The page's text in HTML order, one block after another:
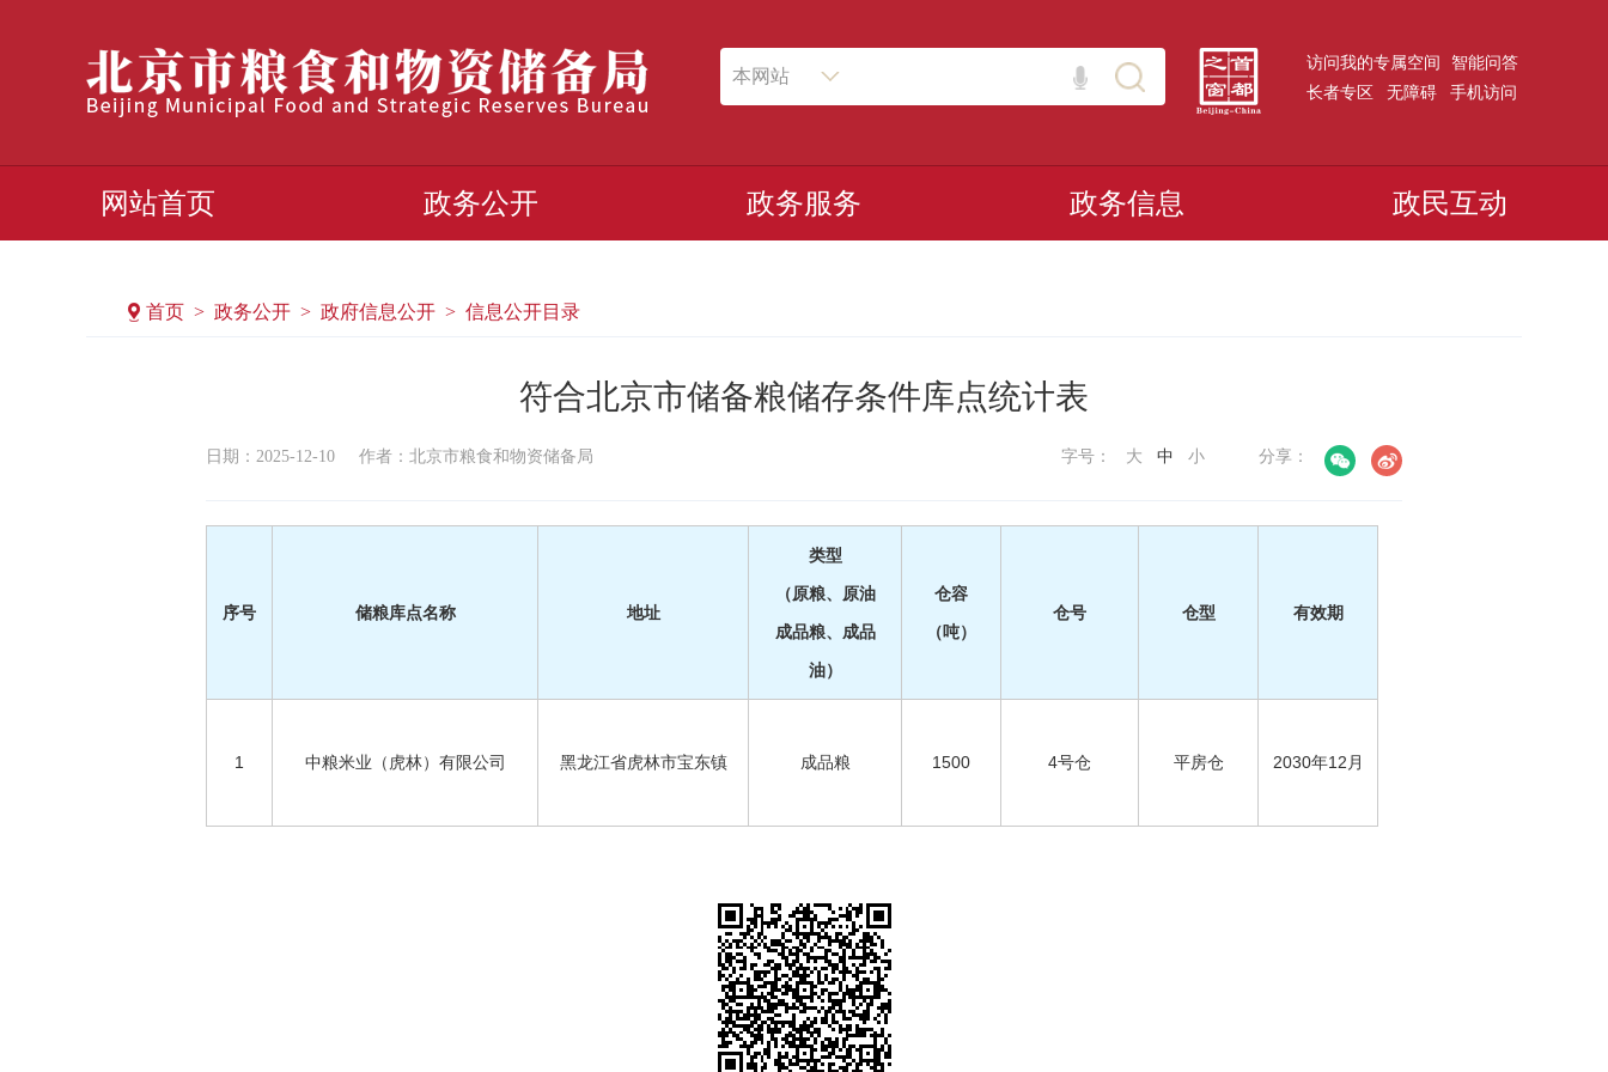
本网站
访问我的专属空间
智能问答
长者专区
无障碍 手机访问
网站首页 政务公开 政务服务 政务信息 政民互动
首页 > 政务公开 > 政府信息公开 > 信息公开目录
符合北京市储备粮储存条件库点统计表
日期：2025-12-10 作者：​北京市粮食和物资储备局 分享：
字号： 大 中 小
序号 储粮库点名称 地址
类型
（原粮、原油
成品粮、成品
油）
仓容
（吨）
仓号 仓型 有效期
1 中粮米业（虎林）有限公司 黑龙江省虎林市宝东镇 成品粮 1500 4号仓 平房仓 2030年12月